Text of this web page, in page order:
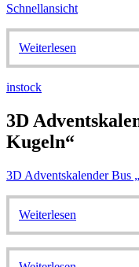
Schnellansicht
Weiterlesen
instock
3D
Kugeln“
3D Adventskalender Bus
Weiterlesen